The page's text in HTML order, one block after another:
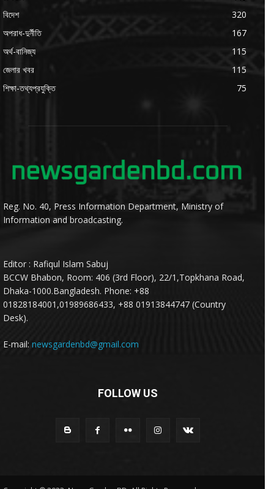
বিদেশ
320
অপরাধ-দুর্নীতি
167
অর্থ-বানিজ্য
115
জেলার খবর
115
শিক্ষা-তথ্যপ্রযুক্তি
75
Reg. No. 40, Press Information Department, Ministry of
Information and broadcasting.
Editor : Rafiqul Islam Sabuj
BCCW Bhabon, Room: 406 (3rd Floor), 22/1,Topkhana Road,
Dhaka-1000.Bangladesh. Phone: +88
01828184001,01989686433, +88 01913844747 (Country
Desk).
E-mail: newsgardenbd@gmail.com
FOLLOW US